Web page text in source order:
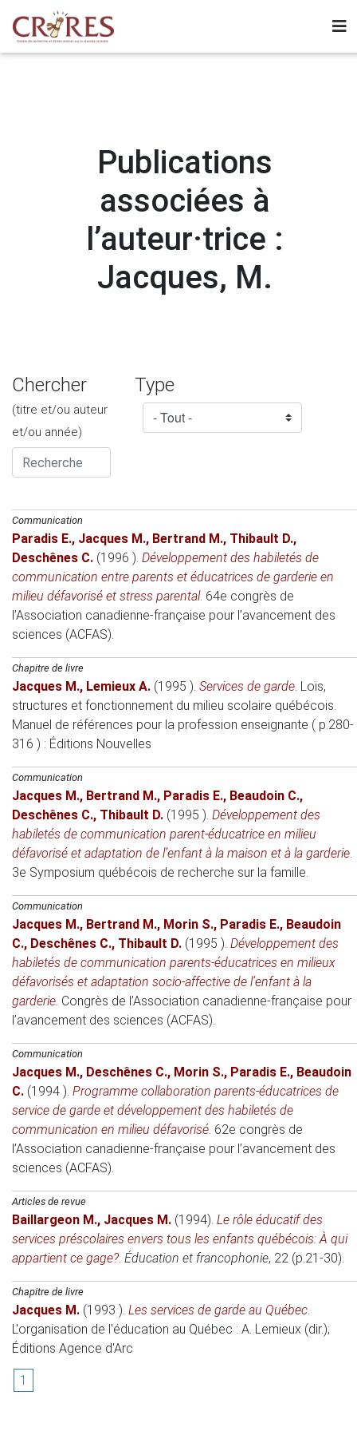
Publications
associées à
l’auteur·trice :
Jacques, M.
Chercher
(titre et/ou auteur
et/ou année)
Type
Communication
Paradis E., Jacques M., Bertrand M., Thibault D.,
Deschênes C. (1996 ). Développement des habiletés de
communication entre parents et éducatrices de garderie en
milieu défavorisé et stress parental. 64e congrès de
l’Association canadienne-française pour l’avancement des
sciences (ACFAS).
Chapitre de livre
Jacques M., Lemieux A. (1995 ). Services de garde. Lois,
structures et fonctionnement du milieu scolaire québécois.
Manuel de références pour la profession enseignante ( p.280-
316 ) : Éditions Nouvelles
Communication
Jacques M., Bertrand M., Paradis E., Beaudoin C.,
Deschênes C., Thibault D. (1995 ). Développement des
habiletés de communication parent-éducatrice en milieu
défavorisé et adaptation de l’enfant à la maison et à la garderie.
3e Symposium québécois de recherche sur la famille.
Communication
Jacques M., Bertrand M., Morin S., Paradis E., Beaudoin
C., Deschênes C., Thibault D. (1995 ). Développement des
habiletés de communication parents-éducatrices en milieux
défavorisés et adaptation socio-affective de l’enfant à la
garderie. Congrès de l’Association canadienne-française pour
l’avancement des sciences (ACFAS).
Communication
Jacques M., Deschênes C., Morin S., Paradis E., Beaudoin
C. (1994 ). Programme collaboration parents-éducatrices de
service de garde et développement des habiletés de
communication en milieu défavorisé. 62e congrès de
l’Association canadienne-française pour l’avancement des
sciences (ACFAS).
Articles de revue
Baillargeon M., Jacques M. (1994). Le rôle éducatif des
services préscolaires envers tous les enfants québécois: À qui
appartient ce gage?. Éducation et francophonie, 22 (p.21-30).
Chapitre de livre
Jacques M. (1993 ). Les services de garde au Québec.
L'organisation de l'éducation au Québec : A. Lemieux (dir.);
Éditions Agence d'Arc
1